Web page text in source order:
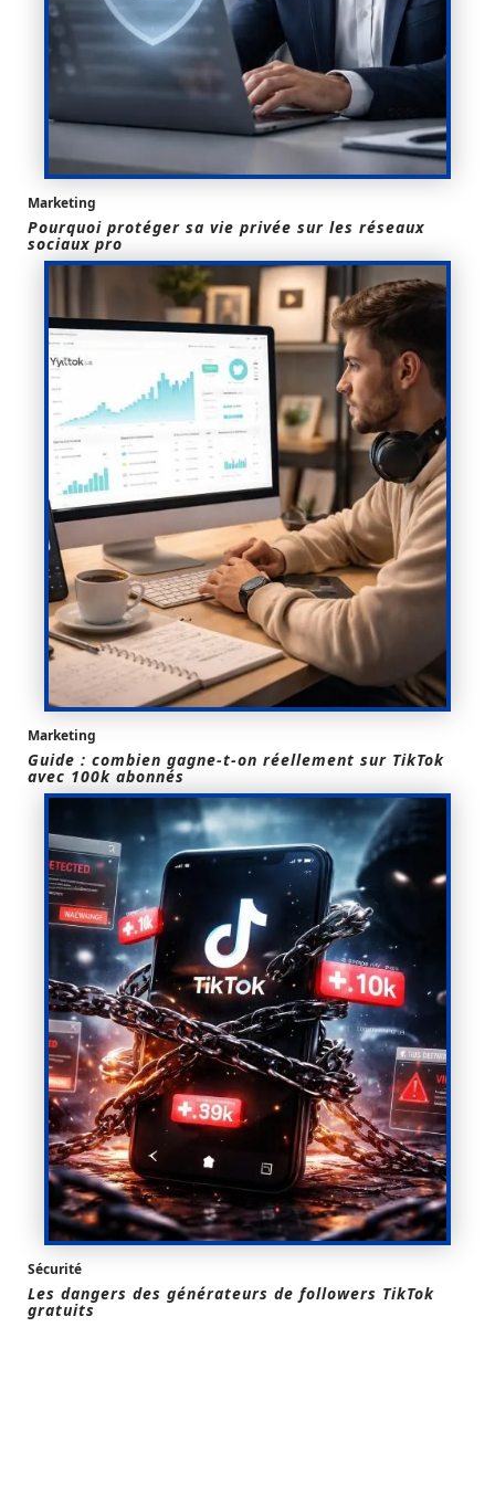
Marketing
Pourquoi protéger sa vie privée sur les réseaux
sociaux pro
Marketing
Guide : combien gagne-t-on réellement sur TikTok
avec 100k abonnés
Sécurité
Les dangers des générateurs de followers TikTok
gratuits